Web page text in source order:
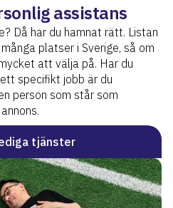
assistans
Då har du hamnat rätt. Listan
platser i Sverige, så om
att välja på. Har du
specifikt jobb är du
person som står som
tjänster